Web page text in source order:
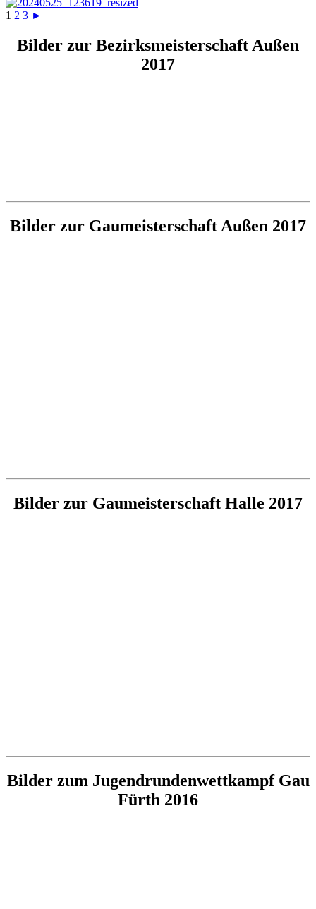
1 2 3 ►
Bilder zur Bezirksmeisterschaft Außen
2017
Bilder zur Gaumeisterschaft Außen 2017
Bilder zur Gaumeisterschaft Halle 2017
Bilder zum Jugendrundenwettkampf Gau
Fürth 2016